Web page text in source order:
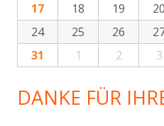
17
18 19 20
24
25 26
31
1 2 3
DANKE FÜR